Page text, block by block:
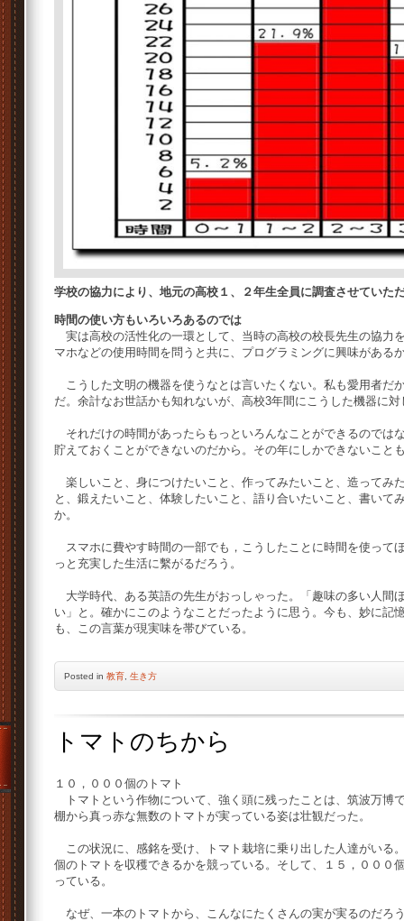
学校の協力により、地元の高校１、２年生全員に調査させていた
時間の使い方もいろいろあるのでは
実は高校の活性化の一環として、当時の高校の校長先生の協力
マホなどの使用時間を問うと共に、プログラミングに興味がある
こうした文明の機器を使うなとは言いたくない。私も愛用者だ
だ。余計なお世話かも知れないが、高校3年間にこうした機器に
それだけの時間があったらもっといろんなことができるのでは
貯えておくことができないのだから。その年にしかできないこと
楽しいこと、身につけたいこと、作ってみたいこと、造ってみ
と、鍛えたいこと、体験したいこと、語り合いたいこと、書い
か。
スマホに費やす時間の一部でも，こうしたことに時間を使って
っと充実した生活に繫がるだろう。
大学時代、ある英語の先生がおっしゃった。「趣味の多い人間
い」と。確かにこのようなことだったように思う。今も、妙に記
も、この言葉が現実味を帯びている。
Posted in 教育 生き方
トマトのちから
１０，０００個のトマト
トマトという作物について、強く頭に残ったことは、筑波万博
棚から真っ赤な無数のトマトが実っている姿は壮観だった。
この状況に、感銘を受け、トマト栽培に乗り出した人達がいる
個のトマトを収穫できるかを競っている。そして、１５，０００
っている。
なぜ、一本のトマトから、こんなにたくさんの実が実るのだろ